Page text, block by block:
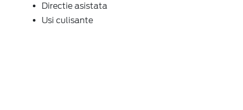
Directie asistata
Usi culisante